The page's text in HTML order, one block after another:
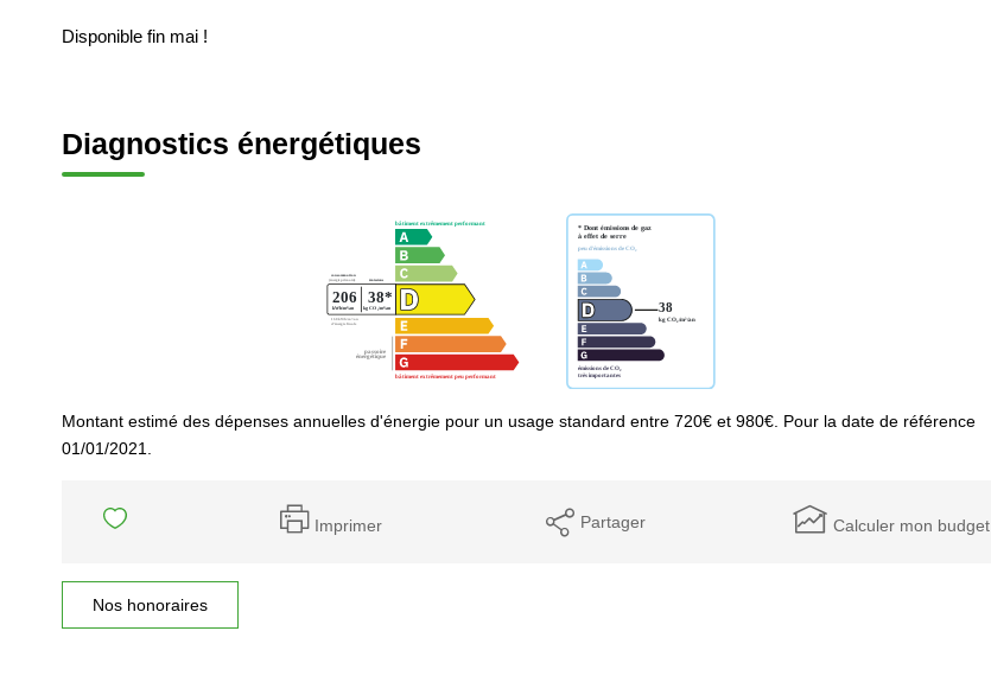
Disponible fin mai !
Diagnostics énergétiques
Montant estimé des dépenses annuelles d'énergie pour un usage standard entre 720€ et 980€. Pour la date de référence
01/01/2021.
Imprimer Partager Calculer mon budget
Nos honoraires